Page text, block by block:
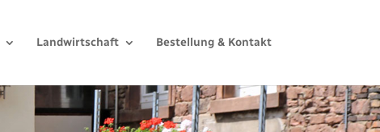
Landwirtschaft Bestellung & Kontakt